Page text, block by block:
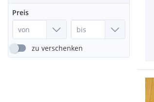
Preis
zu verschenken